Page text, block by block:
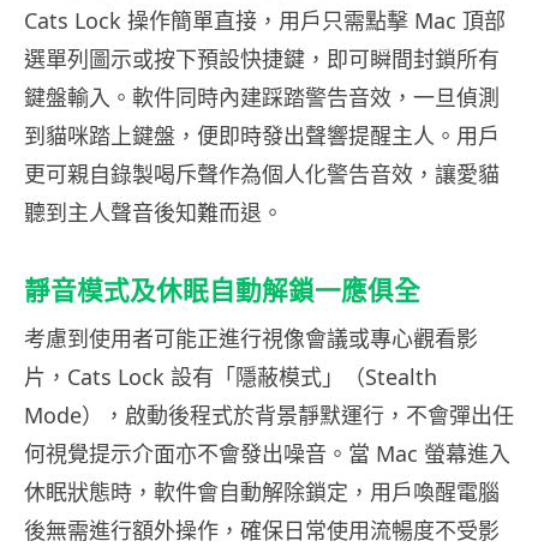
Cats Lock 操作簡單直接，用戶只需點擊 Mac 頂部
選單列圖示或按下預設快捷鍵，即可瞬間封鎖所有
鍵盤輸入。軟件同時內建踩踏警告音效，一旦偵測
到貓咪踏上鍵盤，便即時發出聲響提醒主人。用戶
更可親自錄製喝斥聲作為個人化警告音效，讓愛貓
聽到主人聲音後知難而退。
靜音模式及休眠自動解鎖一應俱全
考慮到使用者可能正進行視像會議或專心觀看影
片，Cats Lock 設有「隱蔽模式」（Stealth
Mode），啟動後程式於背景靜默運行，不會彈出任
何視覺提示介面亦不會發出噪音。當 Mac 螢幕進入
休眠狀態時，軟件會自動解除鎖定，用戶喚醒電腦
後無需進行額外操作，確保日常使用流暢度不受影